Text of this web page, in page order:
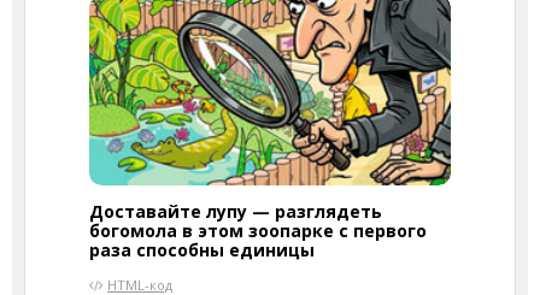
Доставайте лупу — разглядеть
богомола в этом зоопарке с первого
раза способны единицы
HTML-код